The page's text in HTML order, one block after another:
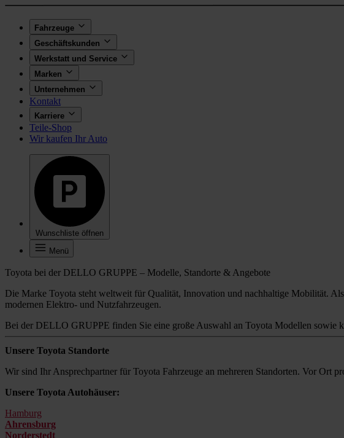
Fahrzeuge
Geschäftskunden
Werkstatt und Service
Marken
Unternehmen
Kontakt
Karriere
Teile-Shop
Wir kaufen Ihr Auto
Wunschliste öffnen
Menü
Toyota bei der DELLO GRUPPE – Modelle, Standorte & Angebote
Die Marke Toyota steht weltweit für Qualität, Innovation und nachhaltige Mobilität.
modernen Elektro- und Nutzfahrzeugen.
Bei der DELLO GRUPPE finden Sie eine große Auswahl an Toyota Modellen sowie
Unsere Toyota Standorte
Wir sind Ihr Ansprechpartner für Toyota Fahrzeuge an mehreren Standorten. Vor Ort
Unsere Toyota Autohäuser:
Hamburg
Ahrensburg
Norderstedt